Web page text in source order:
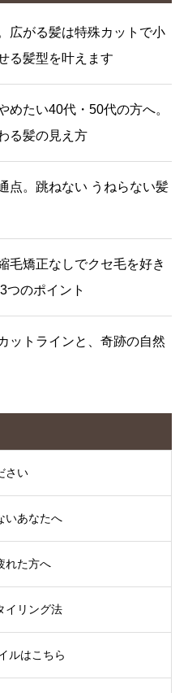
広がる髪は特殊カットで小
る髪型を叶えます
めたい40代・50代の方へ。
る髪の見え方
点。跳ねない うねらない髪
毛矯正なしでクセ毛を好き
つのポイント
ットラインと、奇跡の自然
さい
いあなたへ
れた方へ
イリング法
ルはこちら